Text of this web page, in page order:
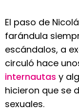
El paso de
farándula
escándalos, a
circuló hace
internautas y
hicieron que se
sexuales.